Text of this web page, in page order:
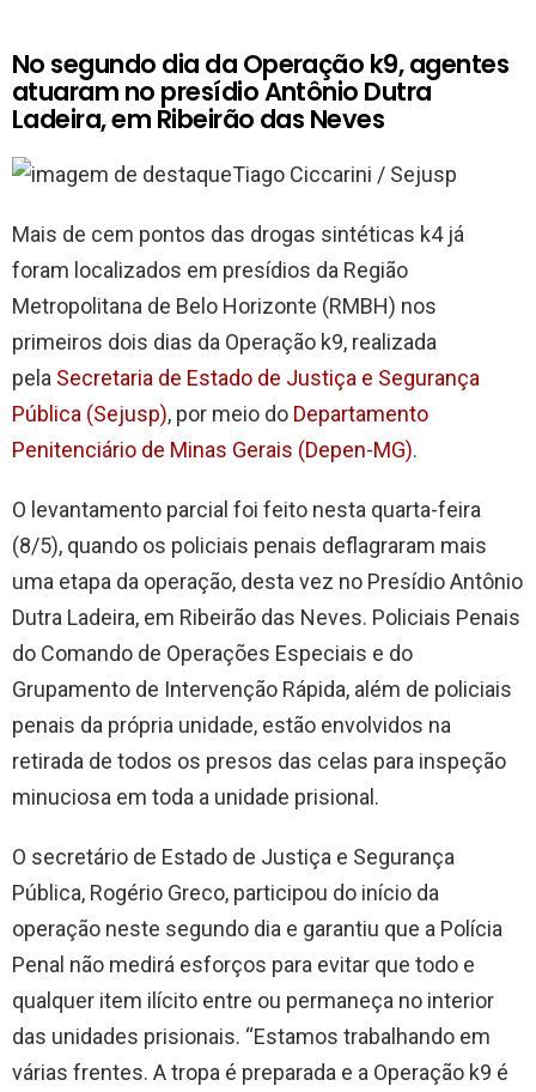
No segundo dia da Operação k9, agentes
atuaram no presídio Antônio Dutra
Ladeira, em Ribeirão das Neves
Tiago Ciccarini / Sejusp
Mais de cem pontos das drogas sintéticas k4 já
foram localizados em presídios da Região
Metropolitana de Belo Horizonte (RMBH) nos
primeiros dois dias da Operação k9, realizada
pela Secretaria de Estado de Justiça e Segurança
Pública (Sejusp), por meio do Departamento
Penitenciário de Minas Gerais (Depen-MG).
O levantamento parcial foi feito nesta quarta-feira
(8/5), quando os policiais penais deflagraram mais
uma etapa da operação, desta vez no Presídio Antônio
Dutra Ladeira, em Ribeirão das Neves. Policiais Penais
do Comando de Operações Especiais e do
Grupamento de Intervenção Rápida, além de policiais
penais da própria unidade, estão envolvidos na
retirada de todos os presos das celas para inspeção
minuciosa em toda a unidade prisional.
O secretário de Estado de Justiça e Segurança
Pública, Rogério Greco, participou do início da
operação neste segundo dia e garantiu que a Polícia
Penal não medirá esforços para evitar que todo e
qualquer item ilícito entre ou permaneça no interior
das unidades prisionais. “Estamos trabalhando em
várias frentes. A tropa é preparada e a Operação k9 é